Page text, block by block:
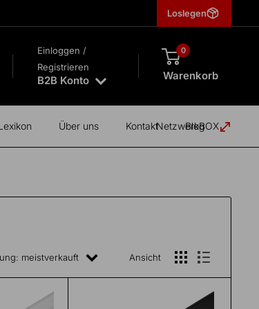
Loslegen
Einloggen /
Registrieren
B2B Konto
0
Warenkorb
Über uns Kontakt Blog
NetzwerkBOX
meistverkauft Ansicht